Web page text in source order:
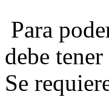
Para
debe
Se